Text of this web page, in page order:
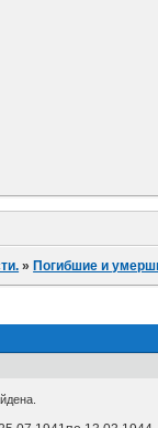
» Погибшие и